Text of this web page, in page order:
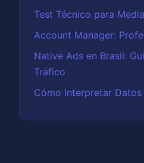
Test Técnico para
Account Manager:
Native Ads en Brasil:
Tráfico
Cómo Interpretar Datos